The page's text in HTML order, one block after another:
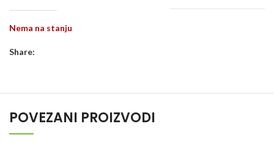
Nema na stanju
Share:
POVEZANI PROIZVODI